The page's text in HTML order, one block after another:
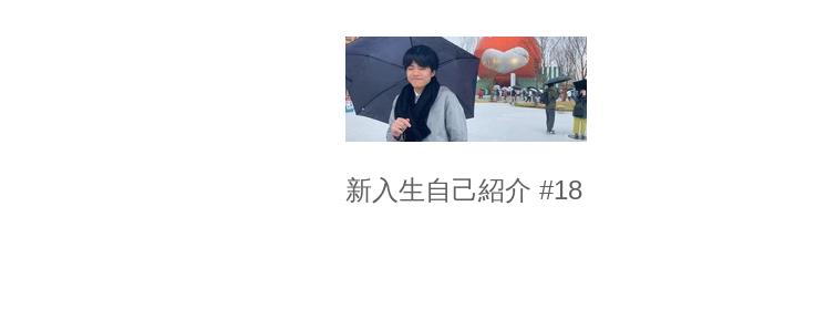
新入生自己紹介 #18